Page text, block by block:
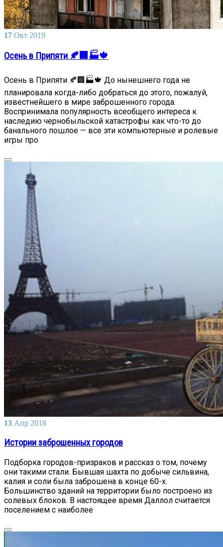
17 Окт 2019
Осень в Припяти 🍂🏢🏭🍁
Осень в Припяти 🍂🏢🏭🍁 До нынешнего года не
планировала когда-либо добраться до этого, пожалуй,
известнейшего в мире заброшенного города.
Воспринимала популярность всеобщего интереса к
наследию чернобыльской катастрофы как что-то до
банального пошлое — все эти компьютерные и ролевые
игры про
13 Апр 2018
Истории заброшенных городов
Подборка городов-призраков и рассказ о том, почему
они такими стали. Бывшая шахта по добыче сильвина,
калия и соли была заброшена в конце 60-х.
Большинство зданий на территории было построено из
солевых блоков. В настоящее время Даллол считается
поселением с наиболее